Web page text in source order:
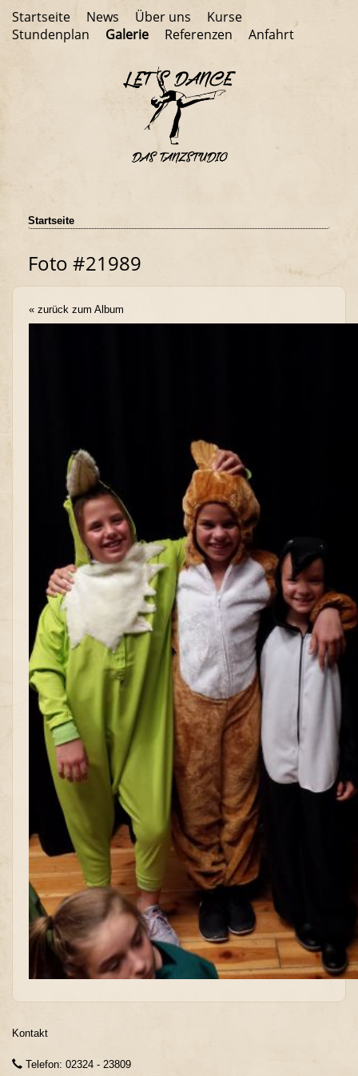
Startseite News Über uns
Kurse
Stundenplan
Galerie Referenzen Anfahrt
Startseite
Foto #21989
« zurück zum Album
Kontakt
Telefon: 02324 - 23809